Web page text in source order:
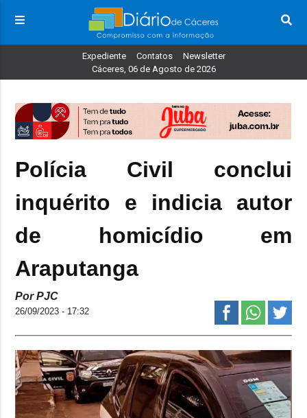
Expediente Contatos
Newsletter
Cáceres, 06 de Agosto de 2026
Polícia Civil conclui
inquérito e indicia autor
de homicídio em
Araputanga
Por PJC
26/09/2023 - 17:32